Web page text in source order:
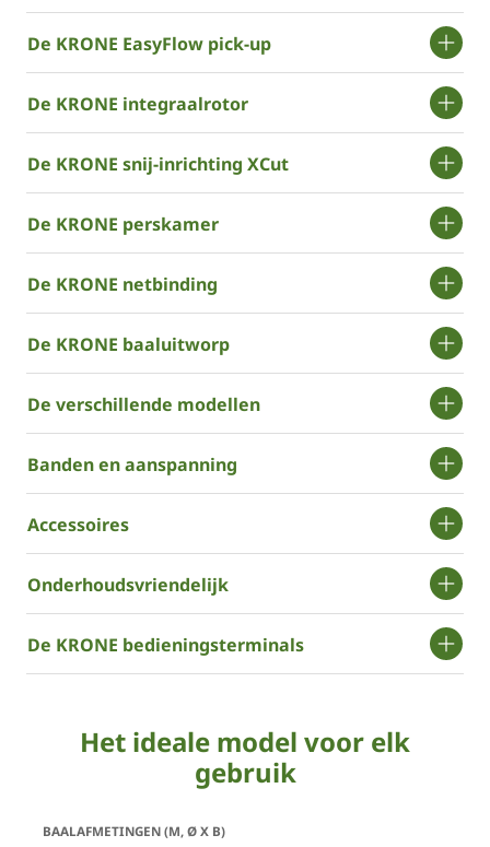
De KRONE EasyFlow pick-up
De KRONE integraalrotor
De KRONE snij-inrichting XCut
De KRONE perskamer
De KRONE netbinding
De KRONE baaluitworp
De verschillende modellen
Banden en aanspanning
Accessoires
Onderhoudsvriendelijk
De KRONE bedieningsterminals
Het ideale model voor elk
gebruik
VariPack
VariPack